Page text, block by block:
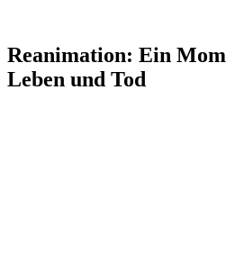
Reanimation: Ein
Leben und Tod